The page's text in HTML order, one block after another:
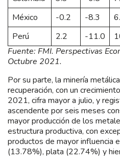
México
-0.2 -8.3
Perú
2.2 -11.0
Fuente: FMI. Perspectivas
Octubre 2021.
Por su parte, la minería
recuperación, con un
2021, cifra mayor a julio, y
ascendente por seis meses
mayor producción de los
estructura productiva, con
productos de mayor influencia
(13.78%), plata (22.74%) y